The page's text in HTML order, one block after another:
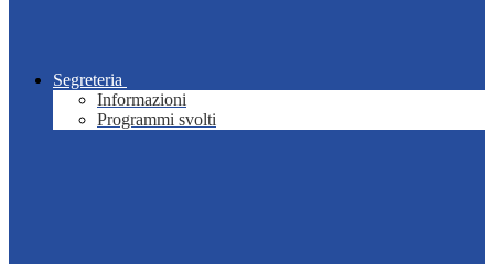
Segreteria
Informazioni
Programmi svolti